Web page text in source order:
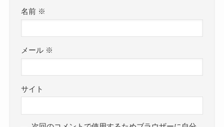
名前 ※
メール ※
サイト